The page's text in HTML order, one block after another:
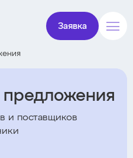
Заявка
и поставщиков